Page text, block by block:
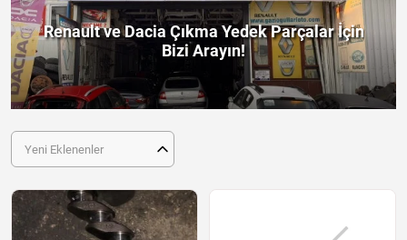
Renault ve Dacia Çıkma Yedek Parçalar İçin
Bizi Arayın!
Yeni Eklenenler